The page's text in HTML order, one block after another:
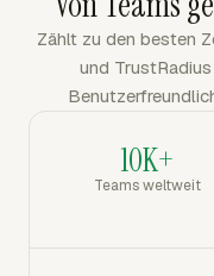
Zählt zu den besten
und
10K+
Teams weltweit